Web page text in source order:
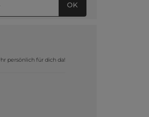
OK
persönlich für dich da!